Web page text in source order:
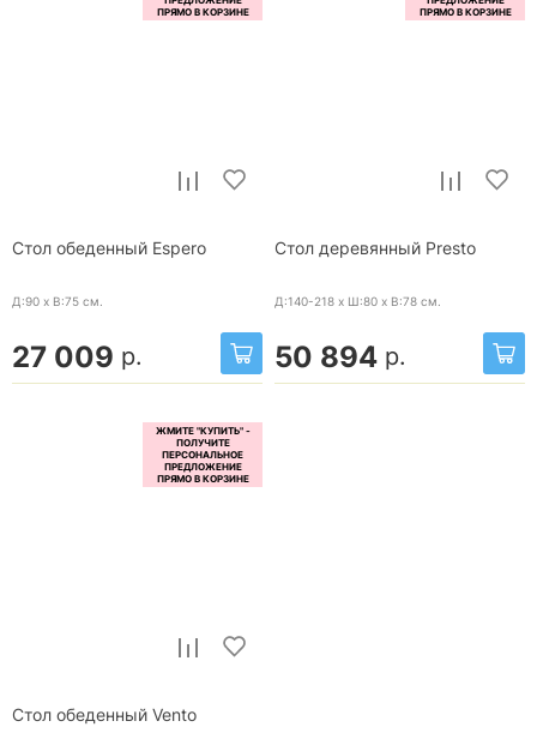
Стол обеденный Espero
Д:90 x В:75 см.
27 009 р.
Стол деревянный Presto
Д:140-218 x Ш:80 x В:78 см.
50 894 р.
Стол обеденный Vento